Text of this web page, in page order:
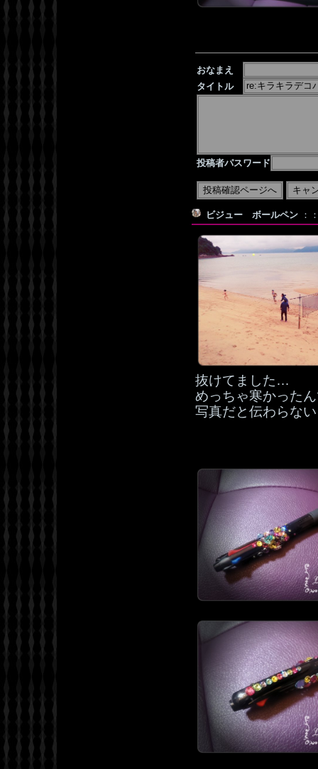
おなまえ
タイトル
投稿者パスワード
ビジュー ボールペン ：
抜けてました…
めっちゃ寒かった
写真だと伝わらな